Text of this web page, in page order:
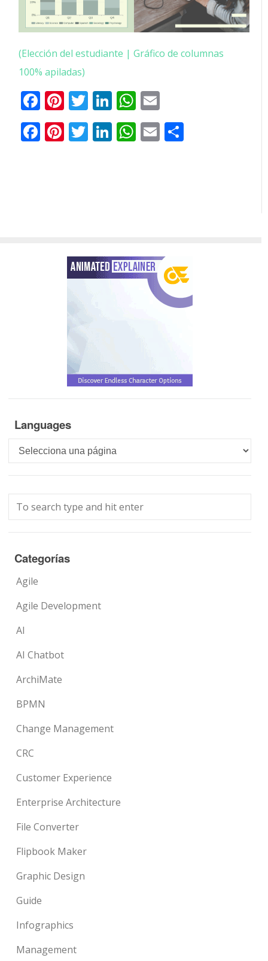
(Elección del estudiante | Gráfico de columnas
100% apiladas)
Facebook
Pinterest
Gorjeo
LinkedIn
WhatsApp
electrónico
Facebook
Pinterest
Twitter
LinkedIn
WhatsApp
Email
Languages
Languages
Categorías
Agile
Agile Development
AI
AI Chatbot
ArchiMate
BPMN
Change Management
CRC
Customer Experience
Enterprise Architecture
File Converter
Flipbook Maker
Graphic Design
Guide
Infographics
Management